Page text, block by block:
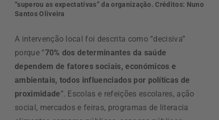
“superou as expectativas” da organização. Créditos: Nuno
Santos Oliveira
A intervenção local foi descrita como “decisiva”
porque “70% dos determinantes da saúde
dependem de fatores sociais, económicos e
ambientais, todos influenciados por políticas de
proximidade”. Escolas e refeições escolares, ação
social, mercados e feiras, programas de literacia